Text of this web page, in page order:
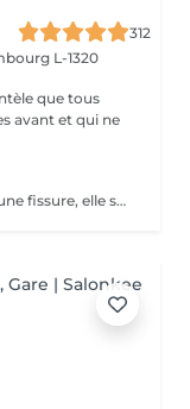
312
L-1320
que tous
avant et qui ne
Service de réparation d'ongle Si vous avez une fissure, elle sera simplement scellée. Si un petit coin de l'ongle manque, il peut être restauré. Cependant, si une extension complète de l'ongle est nécessaire, cela relève d'une autre prestation. Ce service de réparation inclut uniquement la correction des fissures ou la restauration de petits dommages et ne concerne pas les extensions d'ongles.